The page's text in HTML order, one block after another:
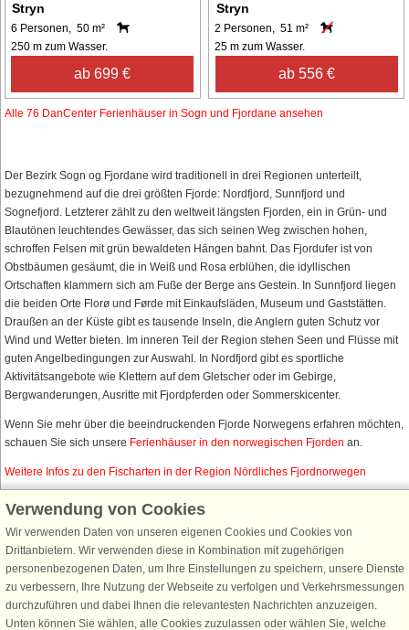
Stryn
6 Personen, 50 m²
250 m zum Wasser.
ab 699 €
Stryn
2 Personen, 51 m²
25 m zum Wasser.
ab 556 €
Alle 76 DanCenter Ferienhäuser in Sogn und Fjordane ansehen
Der Bezirk Sogn og Fjordane wird traditionell in drei Regionen unterteilt,
bezugnehmend auf die drei größten Fjorde: Nordfjord, Sunnfjord und
Sognefjord. Letzterer zählt zu den weltweit längsten Fjorden, ein in Grün- und
Blautönen leuchtendes Gewässer, das sich seinen Weg zwischen hohen,
schroffen Felsen mit grün bewaldeten Hängen bahnt. Das Fjordufer ist von
Obstbäumen gesäumt, die in Weiß und Rosa erblühen, die idyllischen
Ortschaften klammern sich am Fuße der Berge ans Gestein. In Sunnfjord liegen
die beiden Orte Florø und Førde mit Einkaufsläden, Museum und Gaststätten.
Draußen an der Küste gibt es tausende Inseln, die Anglern guten Schutz vor
Wind und Wetter bieten. Im inneren Teil der Region stehen Seen und Flüsse mit
guten Angelbedingungen zur Auswahl. In Nordfjord gibt es sportliche
Aktivitätsangebote wie Klettern auf dem Gletscher oder im Gebirge,
Bergwanderungen, Ausritte mit Fjordpferden oder Sommerskicenter.
Wenn Sie mehr über die beeindruckenden Fjorde Norwegens erfahren möchten,
schauen Sie sich unsere Ferienhäuser in den norwegischen Fjorden an.
Weitere Infos zu den Fischarten in der Region Nördliches Fjordnorwegen
Schließen Sie sich 100.000 Ferienhaus-Fans an
Erhalten Sie einen Willkommensgutschein von 25 €für Ihren nächsten
Ferienhausurlaub - melden Sie sich einfach für den DanCenter Newsletter
an. Verpassen Sie nie wieder exklusive Angebote, Gewinnspiele und
Verwendung von Cookies
Wir verwenden Daten von unseren eigenen Cookies und Cookies von
Drittanbietern. Wir verwenden diese in Kombination mit zugehörigen
personenbezogenen Daten, um Ihre Einstellungen zu speichern, unsere Dienste
zu verbessern, Ihre Nutzung der Webseite zu verfolgen und Verkehrsmessungen
durchzuführen und dabei Ihnen die relevantesten Nachrichten anzuzeigen.
Unten können Sie wählen, alle Cookies zuzulassen oder wählen Sie, welche